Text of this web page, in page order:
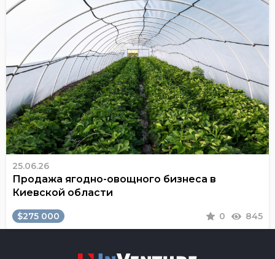
25.06.26
Продажа ягодно-овощного бизнеса в
Киевской области
$275 000 0 845